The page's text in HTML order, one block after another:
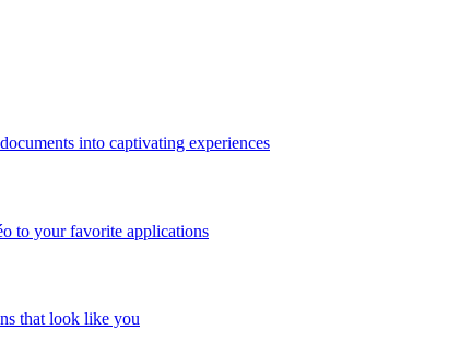
into captivating experiences
to your favorite applications
that look like you